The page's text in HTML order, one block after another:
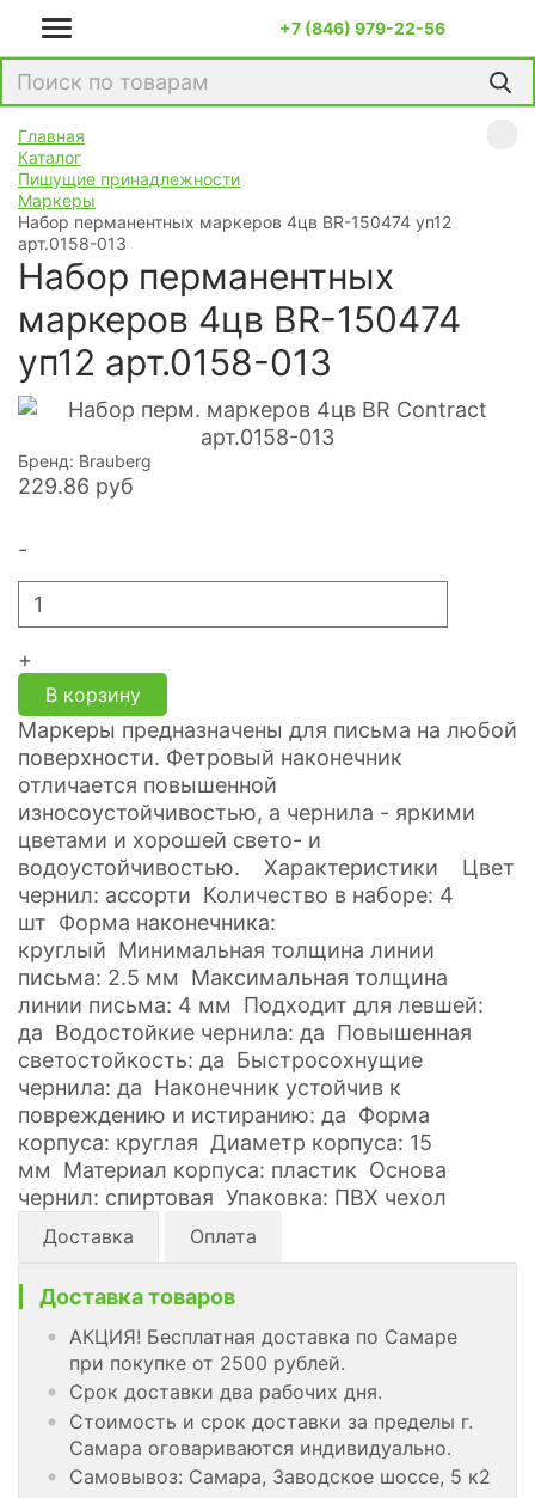
+7 (846) 979-22-56
Главная
Каталог
Пишущие принадлежности
Маркеры
Набор перманентных маркеров 4цв BR-150474 уп12
арт.0158-013
Набор перманентных
маркеров 4цв BR-150474
уп12 арт.0158-013
Бренд: Brauberg
229.86 руб
-
+
В корзину
Маркеры предназначены для письма на любой
поверхности. Фетровый наконечник
отличается повышенной
износоустойчивостью, а чернила - яркими
цветами и хорошей свето- и
водоустойчивостью. Характеристики Цвет
чернил: ассорти Количество в наборе: 4
шт Форма наконечника:
круглый Минимальная толщина линии
письма: 2.5 мм Максимальная толщина
линии письма: 4 мм Подходит для левшей:
да Водостойкие чернила: да Повышенная
светостойкость: да Быстросохнущие
чернила: да Наконечник устойчив к
повреждению и истиранию: да Форма
корпуса: круглая Диаметр корпуса: 15
мм Материал корпуса: пластик Основа
чернил: спиртовая Упаковка: ПВХ чехол
Доставка Оплата
Доставка товаров
АКЦИЯ! Бесплатная доставка по Самаре
при покупке от 2500 рублей.
Срок доставки два рабочих дня.
Стоимость и срок доставки за пределы г.
Самара оговариваются индивидуально.
Самовывоз: Самара, Заводское шоссе, 5 к2